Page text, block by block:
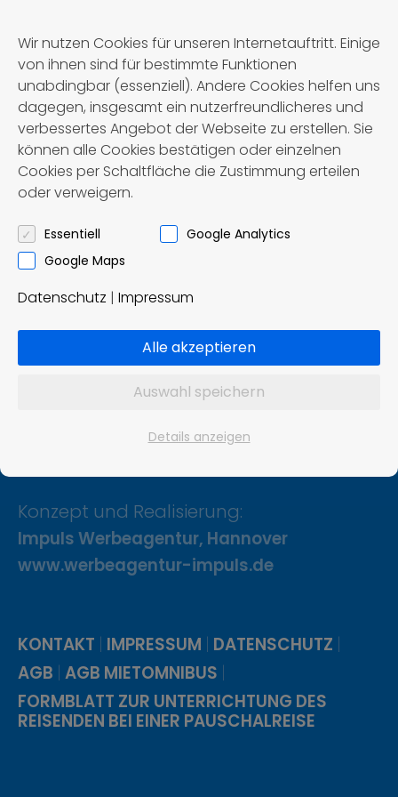
Först – Reisen OHG
info@foerst-reisen.de
Konzept und Realisierung:
Impuls Werbeagentur, Hannover
www.werbeagentur-impuls.de
KONTAKT | IMPRESSUM | DATENSCHUTZ |
AGB | AGB MIETOMNIBUS |
FORMBLATT ZUR UNTERRICHTUNG DES
REISENDEN BEI EINER PAUSCHALREISE
Wir nutzen Cookies für unseren Internetauftritt. Einige
von ihnen sind für bestimmte Funktionen
unabdingbar (essenziell). Andere Cookies helfen uns
dagegen, insgesamt ein nutzerfreundlicheres und
verbessertes Angebot der Webseite zu erstellen. Sie
können alle Cookies bestätigen oder einzelnen
Cookies per Schaltfläche die Zustimmung erteilen
oder verweigern.
Essentiell
Google Analytics
Google Maps
Datenschutz | Impressum
Alle akzeptieren
Auswahl speichern
Details anzeigen